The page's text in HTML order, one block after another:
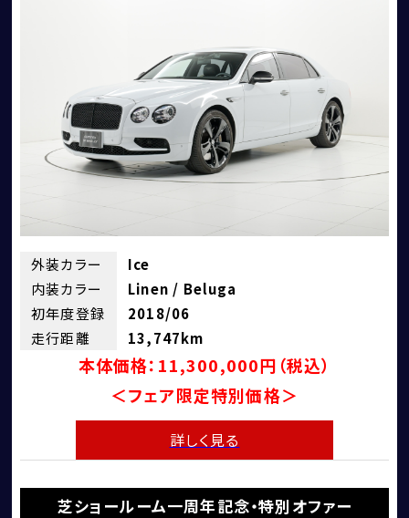
外装カラー
Ice
内装カラー
Linen / Beluga
初年度登録
2018/06
走行距離
13,747km
本体価格：11,300,000円（税込）
＜フェア限定特別価格＞
詳しく見る
芝ショールーム一周年記念・特別オファー